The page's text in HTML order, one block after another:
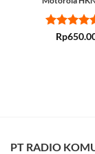
Rated5
Rp
PT RADIO